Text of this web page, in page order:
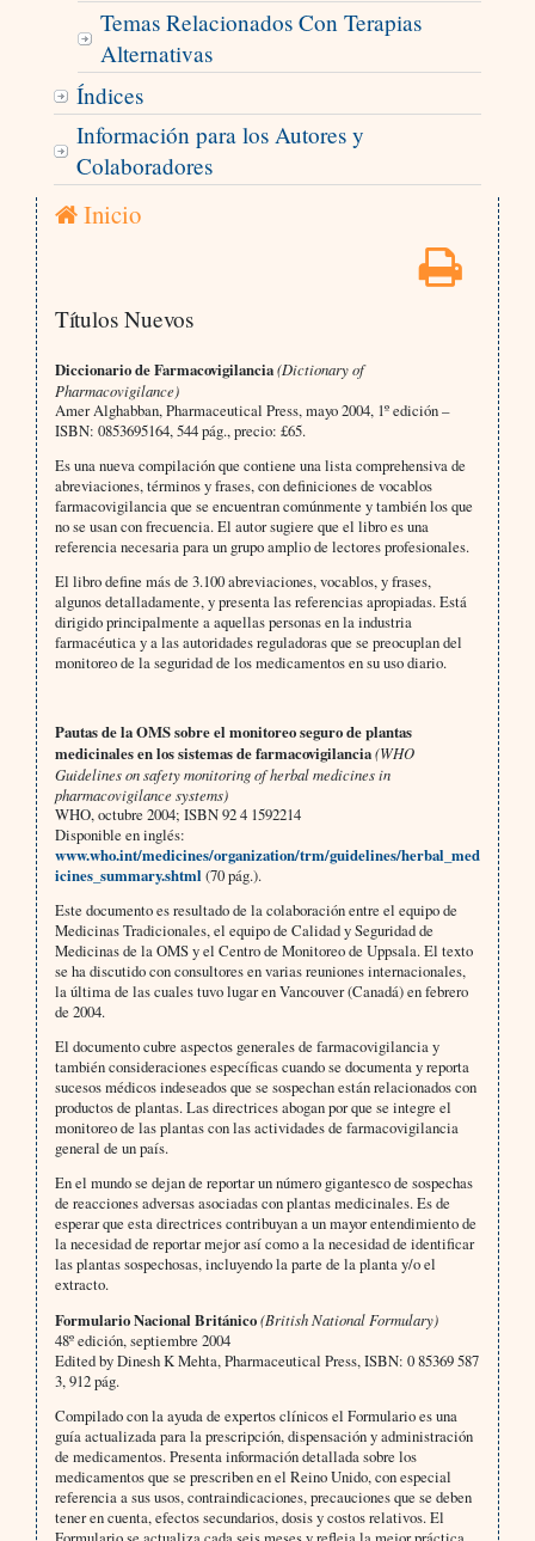
Temas Relacionados Con Terapias
Alternativas
Índices
Información para los Autores y
Colaboradores
Inicio
Títulos Nuevos
Diccionario de Farmacovigilancia(Dictionary of
Pharmacovigilance)
Amer Alghabban, Pharmaceutical Press, mayo 2004, 1º edición –
ISBN: 0853695164, 544 pág., precio: £65.
Es una nueva compilación que contiene una lista comprehensiva de
abreviaciones, términos y frases, con definiciones de vocablos
farmacovigilancia que se encuentran comúnmente y también los que
no se usan con frecuencia. El autor sugiere que el libro es una
referencia necesaria para un grupo amplio de lectores profesionales.
El libro define más de 3.100 abreviaciones, vocablos, y frases,
algunos detalladamente, y presenta las referencias apropiadas. Está
dirigido principalmente a aquellas personas en la industria
farmacéutica y a las autoridades reguladoras que se preocuplan del
monitoreo de la seguridad de los medicamentos en su uso diario.
Pautas de la OMS sobre el monitoreo seguro de plantas
medicinales en los sistemas de farmacovigilancia(WHO
Guidelines on safety monitoring of herbal medicines in
pharmacovigilance systems)
WHO, octubre 2004; ISBN 92 4 1592214
Disponible en inglés:
www.who.int/medicines/organization/trm/guidelines/herbal_med
icines_summary.shtml (70 pág.).
Este documento es resultado de la colaboración entre el equipo de
Medicinas Tradicionales, el equipo de Calidad y Seguridad de
Medicinas de la OMS y el Centro de Monitoreo de Uppsala. El texto
se ha discutido con consultores en varias reuniones internacionales,
la última de las cuales tuvo lugar en Vancouver (Canadá) en febrero
de 2004.
El documento cubre aspectos generales de farmacovigilancia y
también consideraciones específicas cuando se documenta y reporta
sucesos médicos indeseados que se sospechan están relacionados con
productos de plantas. Las directrices abogan por que se integre el
monitoreo de las plantas con las actividades de farmacovigilancia
general de un país.
En el mundo se dejan de reportar un número gigantesco de sospechas
de reacciones adversas asociadas con plantas medicinales. Es de
esperar que esta directrices contribuyan a un mayor entendimiento de
la necesidad de reportar mejor así como a la necesidad de identificar
las plantas sospechosas, incluyendo la parte de la planta y/o el
extracto.
Formulario Nacional Británico(British National Formulary)
48º edición, septiembre 2004
Edited by Dinesh K Mehta,Pharmaceutical Press, ISBN: 0 85369 587
3, 912 pág.
Compilado con la ayuda de expertos clínicos el Formulario es una
guía actualizada para la prescripción, dispensación y administración
de medicamentos. Presenta información detallada sobre los
medicamentos que se prescriben en el Reino Unido, con especial
referencia a sus usos, contraindicaciones, precauciones que se deben
tener en cuenta, efectos secundarios, dosis y costos relativos. El